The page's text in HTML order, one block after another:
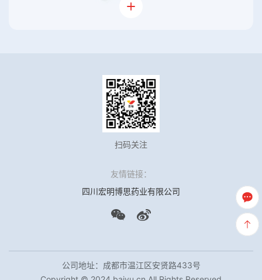
扫码关注
友情链接：
四川宏明博思药业有限公司
公司地址：成都市温江区安贤路433号